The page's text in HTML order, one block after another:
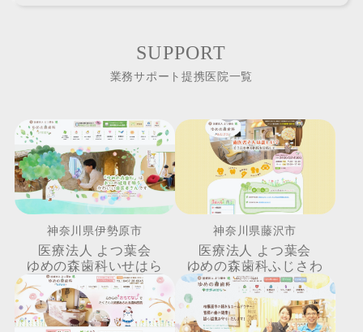
SUPPORT
業務サポート提携医院一覧
神奈川県伊勢原市
医療法人 よつ葉会
ゆめの森歯科いせはら
神奈川県藤沢市
医療法人 よつ葉会
ゆめの森歯科ふじさわ